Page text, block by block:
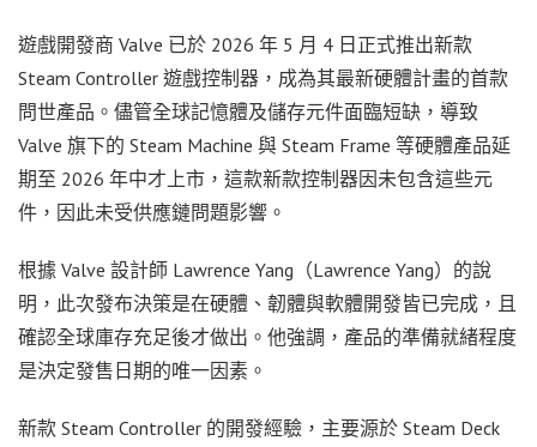
遊戲開發商 Valve 已於 2026 年 5 月 4 日正式推出新款
Steam Controller 遊戲控制器，成為其最新硬體計畫的首款
問世產品。儘管全球記憶體及儲存元件面臨短缺，導致
Valve 旗下的 Steam Machine 與 Steam Frame 等硬體產品延
期至 2026 年中才上市，這款新款控制器因未包含這些元
件，因此未受供應鏈問題影響。
根據 Valve 設計師 Lawrence Yang（Lawrence Yang）的說
明，此次發布決策是在硬體、韌體與軟體開發皆已完成，且
確認全球庫存充足後才做出。他強調，產品的準備就緒程度
是決定發售日期的唯一因素。
新款 Steam Controller 的開發經驗，主要源於 Steam Deck